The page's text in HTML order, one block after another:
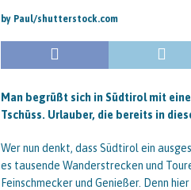
by Paul/shutterstock.com
Man begrüßt sich in Südtirol mit
Tschüss. Urlauber, die bereits in
Wer nun denkt, dass Südtirol ein
es tausende Wanderstrecken und
Feinschmecker und Genießer. Denn